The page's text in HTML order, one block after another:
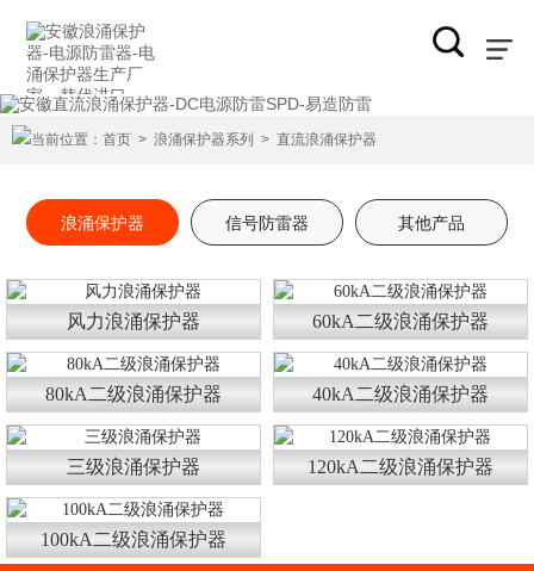
当前位置： 首页 > 浪涌保护器系列 > 直流浪涌保护器
浪涌保护器 信号防雷器 其他产品
风力浪涌保护器 60kA二级浪涌保护器
80kA二级浪涌保护器 40kA二级浪涌保护器
三级浪涌保护器 120kA二级浪涌保护器
100kA二级浪涌保护器